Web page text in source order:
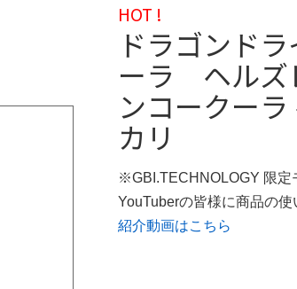
HOT !
ドラゴンド
ーラ ヘルズ
ンコークー
カリ
※GBI.TECHNOLOGY 限定
YouTuberの皆様に商品の
紹介動画はこちら